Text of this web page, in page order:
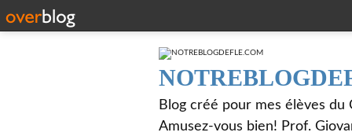
Blog créé pour mes élèves
Amusez-vous bien! Prof.